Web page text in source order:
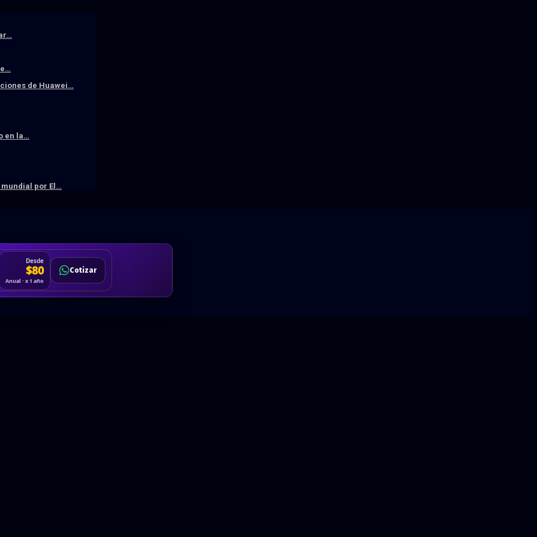
de Huawei…
en la…
por El…
Desde
$80
Anual · x 1 año
Cotizar
Cotizar
Hablemos
Solicitar